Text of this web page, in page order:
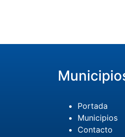
Portada
Municipios
Contacto